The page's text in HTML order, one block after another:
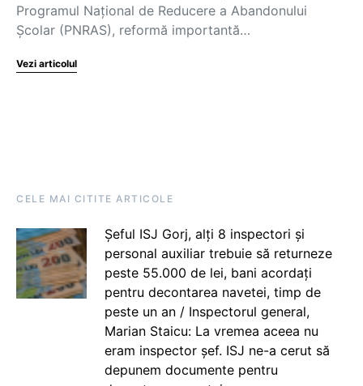
Programul Național de Reducere a Abandonului
Școlar (PNRAS), reformă importantă…
Vezi articolul
CELE MAI CITITE ARTICOLE
Șeful ISJ Gorj, alți 8 inspectori și
personal auxiliar trebuie să returneze
peste 55.000 de lei, bani acordați
pentru decontarea navetei, timp de
peste un an / Inspectorul general,
Marian Staicu: La vremea aceea nu
eram inspector șef. ISJ ne-a cerut să
depunem documente pentru